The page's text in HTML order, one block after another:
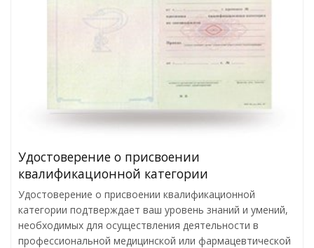
Удостоверение о присвоении
квалификационной категории
Удостоверение о присвоении квалификационной
категории подтверждает ваш уровень знаний и умений,
необходимых для осуществления деятельности в
профессиональной медицинской или фармацевтической